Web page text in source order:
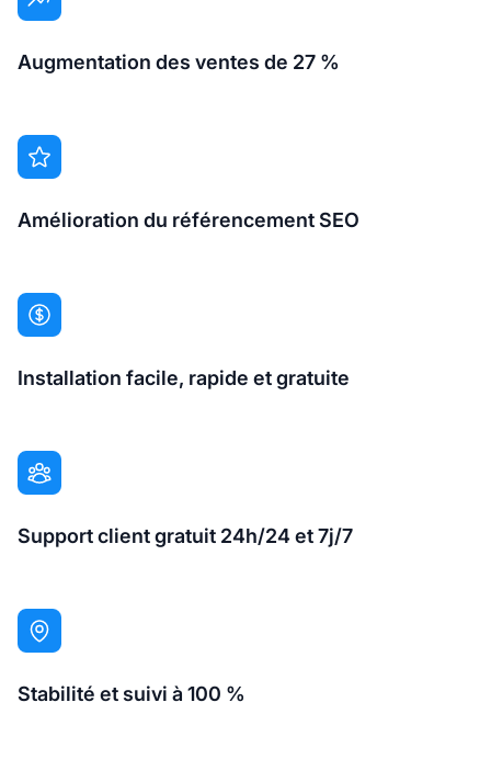
Augmentation des ventes de 27 %
Amélioration du référencement SEO
Installation facile, rapide et gratuite
Support client gratuit 24h/24 et 7j/7
Stabilité et suivi à 100 %